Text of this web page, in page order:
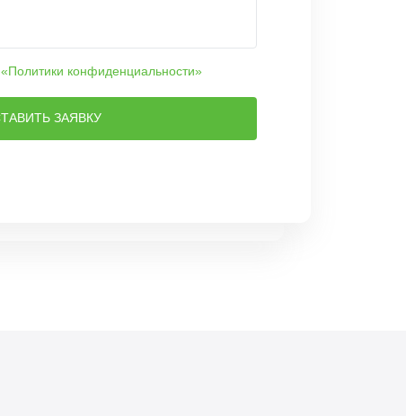
«Политики конфиденциальности»